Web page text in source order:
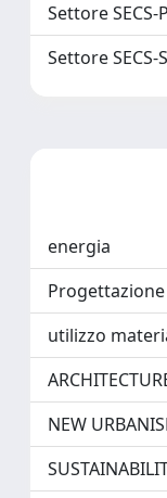
Settore
Settore
energia
utilizzo
NEW